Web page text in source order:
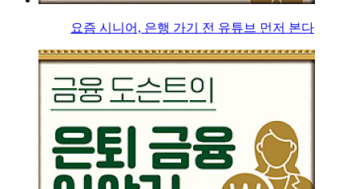
요즘 시니어, 은행 가기 전 유튜브 먼저 본다